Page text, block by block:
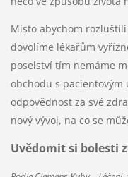
Místo abychom
dovolíme lékařům
poselství tím nemáme
obchodu s
odpovědnost za své
nový vývoj, na co se
Uvědomit si bolesti